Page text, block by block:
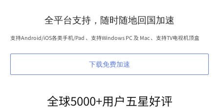
全平台支持，随时随地回国加速
支持Android/iOS各类手机/Pad 、支持Windows PC 及 Mac 、支持TV电视机顶盒
下载免费加速
全球5000+用户五星好评